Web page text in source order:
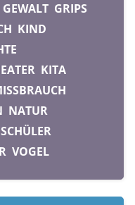
GEWALT GRIPS
KIND
KITA
NATUR
SCHÜLER
VOGEL